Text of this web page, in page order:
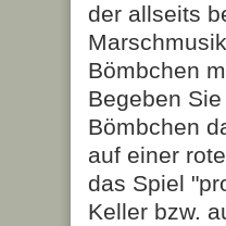
der allseits
Bömbchen
Begeben
Bömbchen
auf einer
das Spiel
Keller bzw.